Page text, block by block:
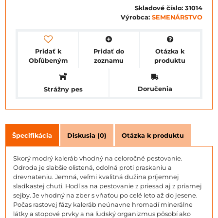
Skladové číslo: 31014
Výrobca: SEMENÁRSTVO
Pridať k
Obľúbeným
Pridať do
zoznamu
Otázka k
produktu
Strážny pes Doručenia
Špecifikácia Diskusia (0) Otázka k produktu
Skorý modrý kaleráb vhodný na celoročné pestovanie.
Odroda je slabšie olistená, odolná proti praskaniu a
drevnateniu. Jemná, veľmi kvalitná dužina príjemnej
sladkastej chuti. Hodí sa na pestovanie z priesad aj z priamej
sejby. Je vhodný na zber s vňaťou po celé leto až do jesene.
Počas rastovej fázy kaleráb neúnavne hromadí minerálne
látky a stopové prvky a na ľudský organizmus pôsobí ako